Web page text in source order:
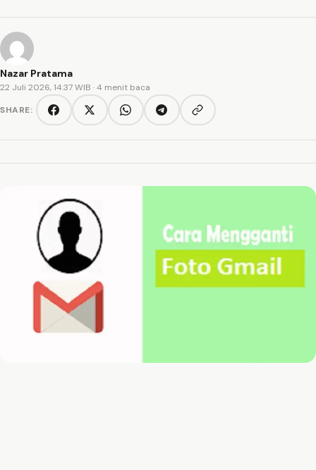
Nazar Pratama
22 Juli 2026, 14:37 WIB · 4 menit baca
SHARE:
FacebookTwitter/XWhatsAppTelegramCopy link